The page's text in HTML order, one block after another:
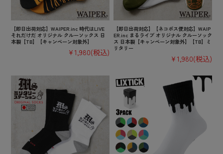
【即日出荷対応】WAIPER.inc 時代はLIVE
それだけだ オリジナル クルーソックス 日
本製【TB】【キャンペーン対象外】
¥1,980(税込)
【即日出荷対応】【ネコポス便対応】WAIP
ER.inc まるライブ オリジナル クルーソック
ス 日本製【キャンペーン対象外】【TB】ミ
リタリー
¥1,980(税込)